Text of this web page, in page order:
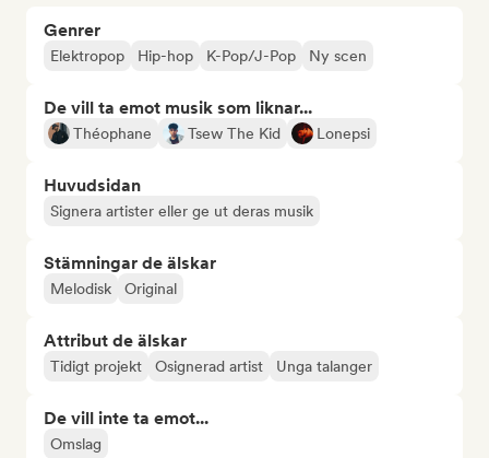
Genrer
Elektropop Hip-hop K-Pop/J-Pop Ny scen
De vill ta emot musik som liknar...
Théophane Tsew The Kid Lonepsi
Huvudsidan
Signera artister eller ge ut deras musik
Stämningar de älskar
Melodisk Original
Attribut de älskar
Tidigt projekt Osignerad artist Unga talanger
De vill inte ta emot...
Omslag